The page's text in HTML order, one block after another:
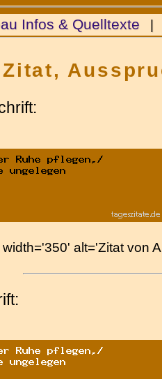
Infos & Quelltexte |
Zitat,
alt='Zitat von